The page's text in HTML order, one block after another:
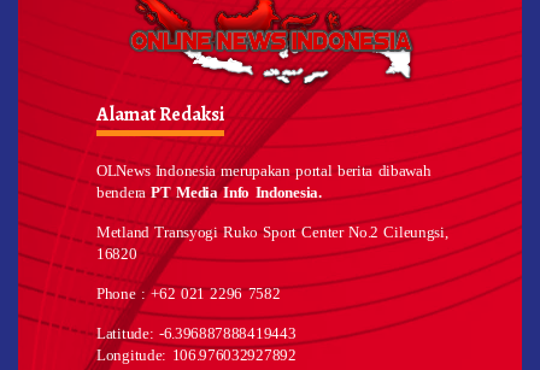
Alamat Redaksi
OLNews Indonesia merupakan portal berita dibawah
benderaPT Media Info Indonesia.
Metland Transyogi Ruko Sport Center No.2 Cileungsi,
16820
Phone : +62 021 2296 7582
Latitude: -6.396887888419443
Longitude: 106.976032927892